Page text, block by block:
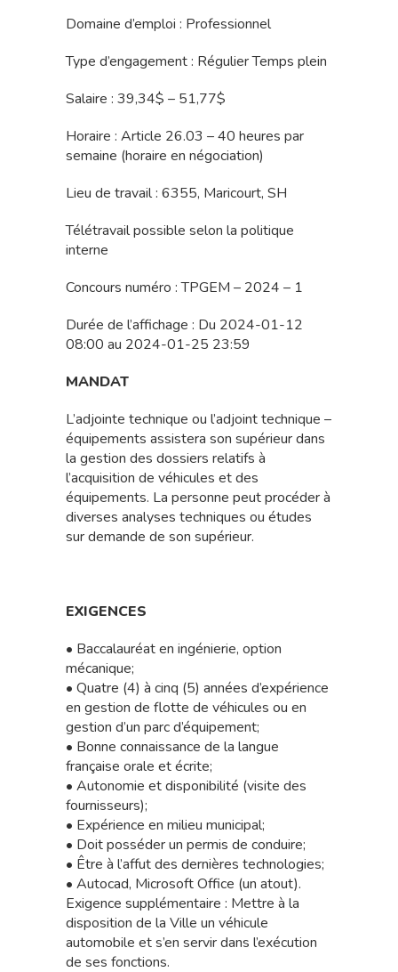
Domaine d’emploi : Professionnel
Type d’engagement : Régulier Temps plein
Salaire : 39,34$ – 51,77$
Horaire : Article 26.03 – 40 heures par
semaine (horaire en négociation)
Lieu de travail : 6355, Maricourt, SH
Télétravail possible selon la politique
interne
Concours numéro : TPGEM – 2024 – 1
Durée de l’affichage : Du 2024-01-12
08:00 au 2024-01-25 23:59
MANDAT
L’adjointe technique ou l’adjoint technique –
équipements assistera son supérieur dans
la gestion des dossiers relatifs à
l’acquisition de véhicules et des
équipements. La personne peut procéder à
diverses analyses techniques ou études
sur demande de son supérieur.
EXIGENCES
• Baccalauréat en ingénierie, option
mécanique;
• Quatre (4) à cinq (5) années d’expérience
en gestion de flotte de véhicules ou en
gestion d’un parc d’équipement;
• Bonne connaissance de la langue
française orale et écrite;
• Autonomie et disponibilité (visite des
fournisseurs);
• Expérience en milieu municipal;
• Doit posséder un permis de conduire;
• Être à l’affut des dernières technologies;
• Autocad, Microsoft Office (un atout).
Exigence supplémentaire : Mettre à la
disposition de la Ville un véhicule
automobile et s’en servir dans l’exécution
de ses fonctions.